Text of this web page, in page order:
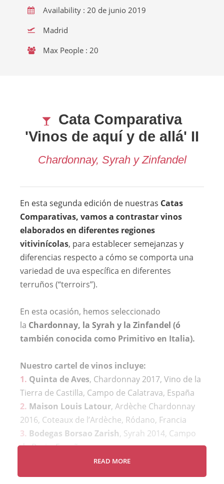
Availability : 20 de junio 2019
Madrid
Max People : 20
Cata Comparativa
'Vinos de aquí y de allá' II
Chardonnay, Syrah y Zinfandel
En esta segunda edición de nuestras Catas
Comparativas, vamos a contrastar vinos
elaborados en diferentes regiones
vitivinícolas, para establecer semejanzas y
diferencias respecto a cómo se comporta una
variedad de uva específica en diferentes
terruños (“terroirs”).
En esta ocasión, hemos seleccionado
la Chardonnay, la Syrah y la Zinfandel (ó
también conocida como Primitivo en Italia).
Nuestro cartel de vinos incluye:
1. Quinta de Aves, Chardonnay 2017, Vino de la
Tierra de Castilla, Campo de Calatrava, España
2. Maison Louis Latour, Ardèche Chardonnay
2016, Coteaux de l’Ardèche, Ródano, Francia
3. Bodegas Borsao Zarish, Syrah 2014, Campo
de Borja, España
Hacienda Zorita Natural Reserve Syrah
READ MORE